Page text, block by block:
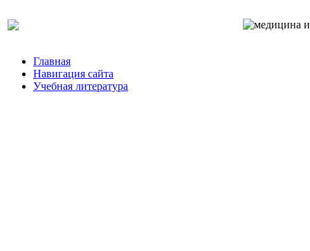
Главная
Навигация сайта
Учебная литература